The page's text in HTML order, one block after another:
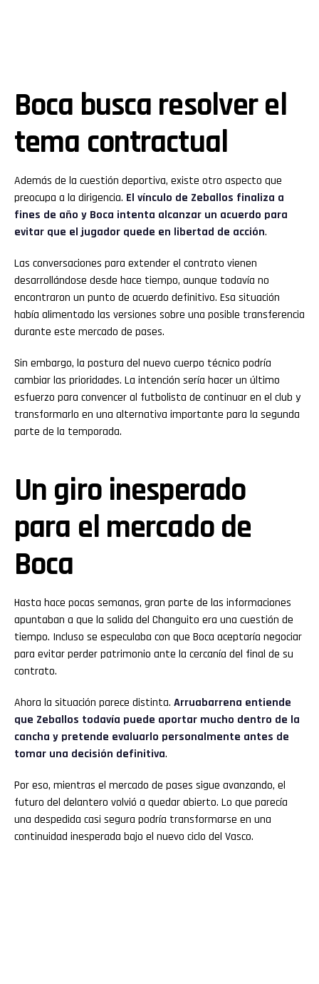
Boca busca resolver el
tema contractual
Además de la cuestión deportiva, existe otro aspecto que
preocupa a la dirigencia. El vínculo de Zeballos finaliza a
fines de año y Boca intenta alcanzar un acuerdo para
evitar que el jugador quede en libertad de acción.
Las conversaciones para extender el contrato vienen
desarrollándose desde hace tiempo, aunque todavía no
encontraron un punto de acuerdo definitivo. Esa situación
había alimentado las versiones sobre una posible transferencia
durante este mercado de pases.
Sin embargo, la postura del nuevo cuerpo técnico podría
cambiar las prioridades. La intención sería hacer un último
esfuerzo para convencer al futbolista de continuar en el club y
transformarlo en una alternativa importante para la segunda
parte de la temporada.
Un giro inesperado
para el mercado de
Boca
Hasta hace pocas semanas, gran parte de las informaciones
apuntaban a que la salida del Changuito era una cuestión de
tiempo. Incluso se especulaba con que Boca aceptaría negociar
para evitar perder patrimonio ante la cercanía del final de su
contrato.
Ahora la situación parece distinta. Arruabarrena entiende
que Zeballos todavía puede aportar mucho dentro de la
cancha y pretende evaluarlo personalmente antes de
tomar una decisión definitiva.
Por eso, mientras el mercado de pases sigue avanzando, el
futuro del delantero volvió a quedar abierto. Lo que parecía
una despedida casi segura podría transformarse en una
continuidad inesperada bajo el nuevo ciclo del Vasco.